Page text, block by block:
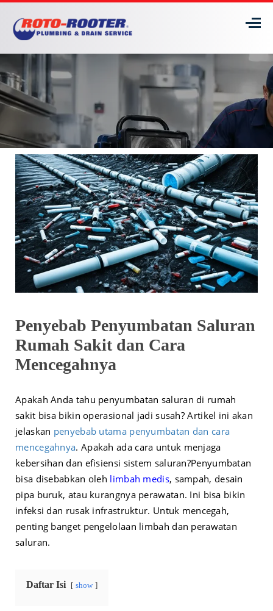
Penyebab Penyumbatan Saluran
Rumah Sakit dan Cara
Mencegahnya
Apakah Anda tahu penyumbatan saluran di rumah
sakit bisa bikin operasional jadi susah? Artikel ini akan
jelaskan penyebab utama penyumbatan dan cara
mencegahnya. Apakah ada cara untuk menjaga
kebersihan dan efisiensi sistem saluran?Penyumbatan
bisa disebabkan oleh limbah medis, sampah, desain
pipa buruk, atau kurangnya perawatan. Ini bisa bikin
infeksi dan rusak infrastruktur. Untuk mencegah,
penting banget pengelolaan limbah dan perawatan
saluran.
Daftar Isi show